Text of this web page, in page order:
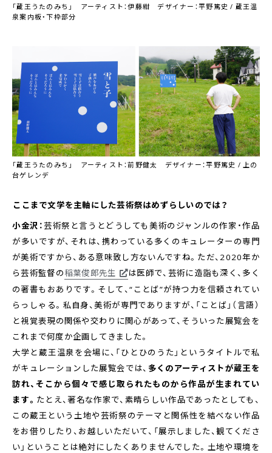
「蔵王うたのみち」 アーティスト：伊藤紺 デザイナー：平野篤史 / 蔵王温
泉案内板・下枠部分
「蔵王うたのみち」 アーティスト：前野健太 デザイナー：平野篤史 / 上の
台ゲレンデ
――ここまで文学を主軸にした芸術祭はめずらしいのでは？
小金沢：芸術祭と言うとどうしても美術のジャンルの作家・作品
が多いですが、それは、携わっている多くのキュレーターの専門
が美術ですから、ある意味致し方ないんですね。ただ、2020年か
ら芸術監督の稲葉俊郎先生
は医師で、芸術に造詣も深く、多く
の著書もおありです。そして、“ことば”が持つ力を信頼されてい
らっしゃる。私自身、美術が専門でありますが、「ことば」（言語）
と視覚表現の関係や交わりに関心があって、そういった展覧会を
これまで何度か企画してきました。
大学と蔵王温泉を会場に、「ひとひのうた」というタイトルで私
がキュレーションした展覧会では、 多くのアーティストが蔵王を
訪れ、そこから個々で感じ取られたものから作品が生まれてい
ます。 たとえ、著名な作家で、素晴らしい作品であったとしても、
この蔵王という土地や芸術祭のテーマと関係性を結べない作品
をお借りしたり、お越しいただいて、「展示しました、観てくださ
い」ということは絶対にしたくありませんでした。土地や環境を